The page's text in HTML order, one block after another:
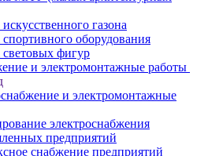
газона
оборудования
фигур
и электромонтажные работы
и электромонтажные
электроснабжения
предприятий
снабжение предприятий